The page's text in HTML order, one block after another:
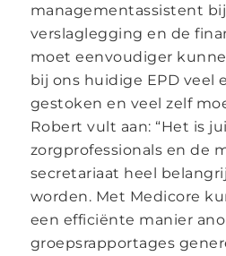
managementassistent bij
verslaglegging en de
moet eenvoudiger
bij ons huidige EPD veel
gestoken en veel zelf
Robert vult aan: “Het is
zorgprofessionals en de
secretariaat heel
worden. Met Medicore
een efficiënte manier
groepsrapportages